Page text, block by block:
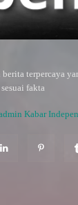
terpercaya
sesuai fakta
Kabar